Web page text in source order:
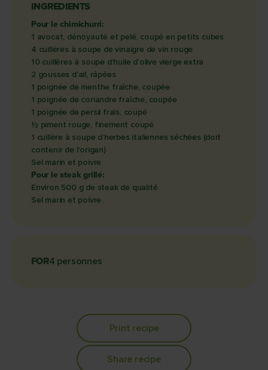
INGREDIENTS
Pour le chimichurri:
1 avocat, dénoyauté et pelé, coupé en petits cubes
4 cuillères à soupe de vinaigre de vin rouge
10 cuillères à soupe d’huile d’olive vierge extra
2 gousses d’ail, râpées
1 poignée de menthe fraîche, coupée
1 poignée de coriandre fraîche, coupée
1 poignée de persil frais, coupé
½ piment rouge, finement coupé
1 cuillère à soupe d’herbes italiennes séchées (doit
contenir de l’origan)
Sel marin et poivre
Pour le steak grillé:
Environ 500 g de steak de qualité
Sel marin et poivre
FOR4 personnes
Print recipe
Share recipe